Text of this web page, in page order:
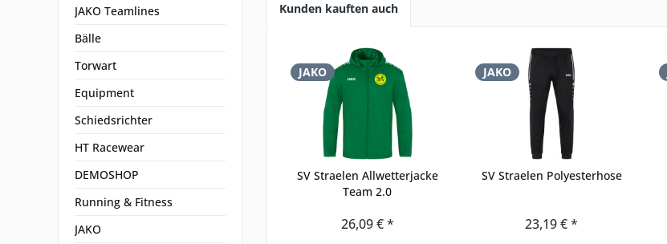
JAKO Teamlines
Bälle
Torwart
Equipment
Schiedsrichter
HT Racewear
DEMOSHOP
Running & Fitness
JAKO
Kunden kauften auch
JAKO
SV Straelen Allwetterjacke
Team 2.0
26,09 € *
JAKO
SV Straelen Polyesterhose
23,19 € *